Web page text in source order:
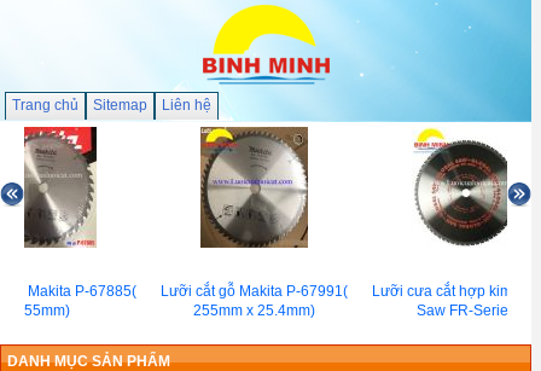
Trang chủ Sitemap Liên hệ
gỗ Makita P-67885(
255mm)
Lưỡi cắt gỗ Makita P-67991(
255mm x 25.4mm)
Lưỡi cưa cắt hợp kim
Saw FR-Series
DANH MỤC SẢN PHẨM